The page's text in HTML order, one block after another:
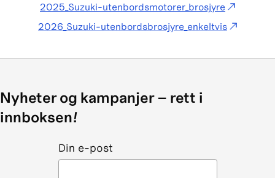
2025_Suzuki-utenbordsmotorer_brosjyre
2026_Suzuki-utenbordsbrosjyre_enkeltvis
Nyheter og kampanjer – rett i
innboksen!
Din e-post